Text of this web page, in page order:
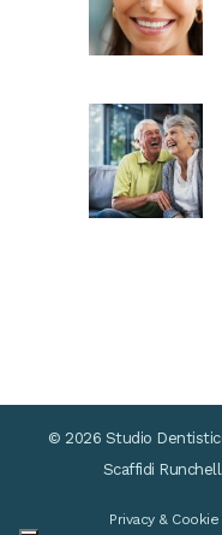
© 2026 Studio
Scaffidi
Privacy & Cookie